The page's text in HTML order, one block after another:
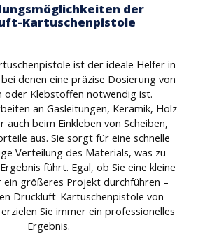
der
Kartuschenpistole
ist der ideale Helfer in
denen eine präzise Dosierung von
oder Klebstoffen notwendig ist.
an Gasleitungen, Keramik, Holz
auch beim Einkleben von Scheiben,
aus. Sie sorgt für eine schnelle
Verteilung des Materials, was zu
führt. Egal, ob Sie eine kleine
ein größeres Projekt durchführen –
Druckluft-Kartuschenpistole von
Sie immer ein professionelles
Ergebnis.